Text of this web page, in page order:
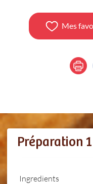
Mes
Préparation 1
Ingredients